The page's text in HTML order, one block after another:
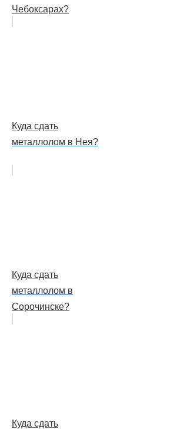
Чебоксарах?
Куда сдать
металлолом в Нея?
Куда сдать
металлолом в
Сорочинске?
Куда сдать